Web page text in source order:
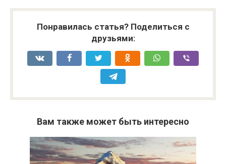
Понравилась статья? Поделиться с
друзьями:
Вам также может быть интересно